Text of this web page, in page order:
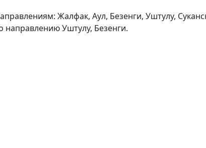
Жалфак, Аул, Безенги, Уштулу,
направлению Уштулу, Безенги.